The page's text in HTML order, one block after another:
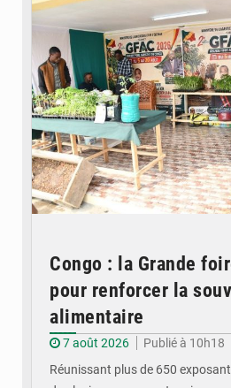
Congo : la Grande
pour renforcer la
alimentaire
7 août 2026
Publié à 10h18
Réunissant plus de 650